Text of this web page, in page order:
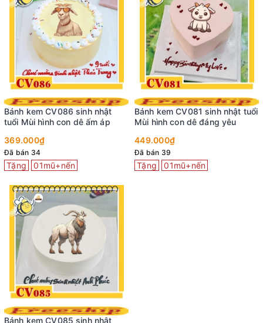
Bánh kem CV086 sinh nhật
tuổi Mùi hình con dê ấm áp
369.000₫
Đã bán 34
Tặng 01mũ+nến
Bánh kem CV085 sinh nhật
Bánh kem CV081 sinh nhật tuổi
Mùi hình con dê đáng yêu
449.000₫
Đã bán 39
Tặng 01mũ+nến